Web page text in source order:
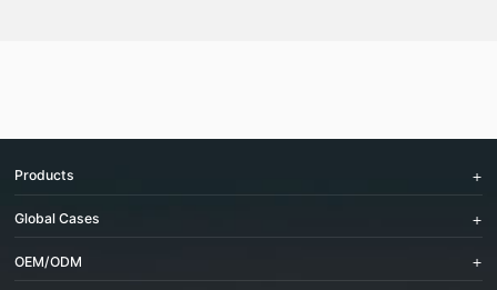
Products
Global Cases
OEM/ODM